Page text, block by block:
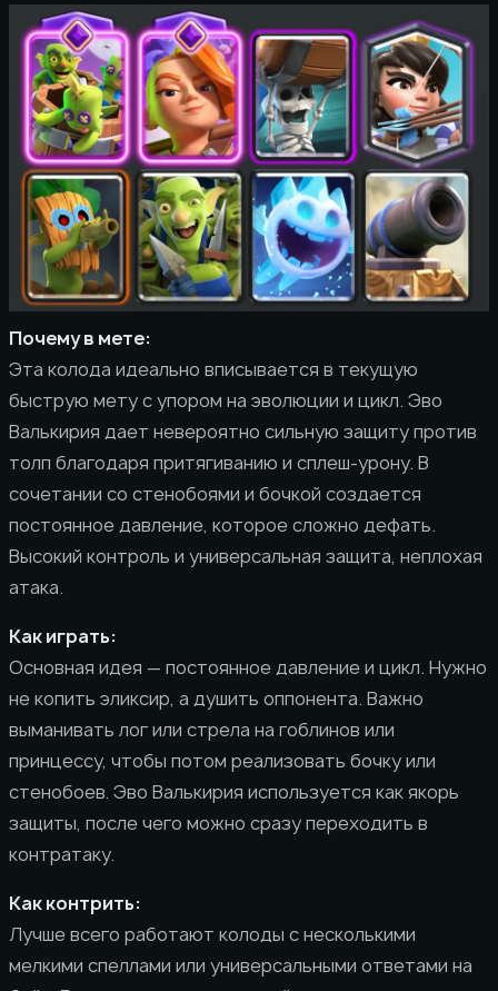
Почему в мете:
Эта колода идеально вписывается в текущую
быструю мету с упором на эволюции и цикл. Эво
Валькирия дает невероятно сильную защиту против
толп благодаря притягиванию и сплеш-урону. В
сочетании со стенобоями и бочкой создается
постоянное давление, которое сложно дефать.
Высокий контроль и универсальная защита, неплохая
атака.
Как играть:
Основная идея — постоянное давление и цикл. Нужно
не копить эликсир, а душить оппонента. Важно
выманивать лог или стрела на гоблинов или
принцессу, чтобы потом реализовать бочку или
стенобоев. Эво Валькирия используется как якорь
защиты, после чего можно сразу переходить в
контратаку.
Как контрить:
Лучше всего работают колоды с несколькими
мелкими спеллами или универсальными ответами на